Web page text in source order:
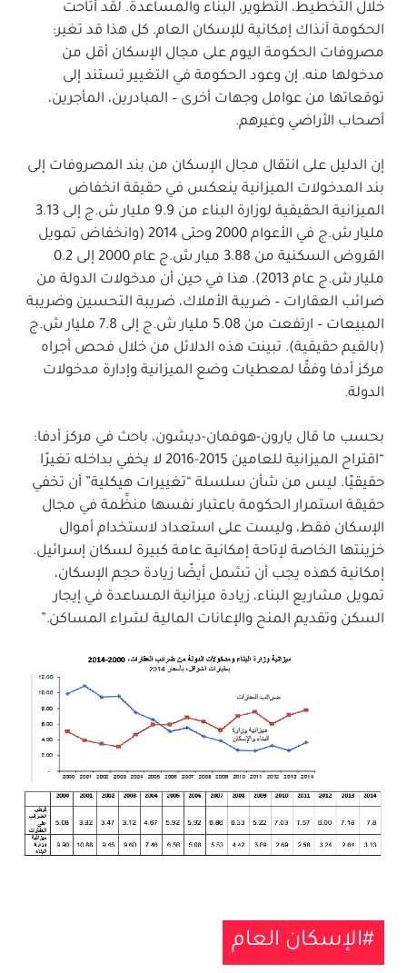
خلال التخطيط، التطوير، البناء والمساعدة. لقد أتاحت
الحكومة آنذاك إمكانية للإسكان العام. كل هذا قد تغير:
مصروفات الحكومة اليوم على مجال الإسكان أقل من
مدخولها منه. إن وعود الحكومة في التغيير تستند إلى
توقعاتها من عوامل وجهات أخرى – المبادرين، المأجرين،
أصحاب الأراضي وغيرهم.
إن الدليل على انتقال مجال الإسكان من بند المصروفات إلى
بند المدخولات الميزانية ينعكس في حقيقة انخفاض
الميزانية الحقيقية لوزارة البناء من 9.9 مليار ش.ج إلى 3.13
مليار ش.ج في الأعوام 2000 وحتى 2014 (وانخفاض تمويل
القروض السكنية من 3.88 ميار ش.ج عام 2000 إلى 0.2
مليار ش.ج عام 2013). هذا في حين أن مدخولات الدولة من
ضرائب العقارات – ضريبة الأملاك، ضريبة التحسين وضريبة
المبيعات – ارتفعت من 5.08 مليار ش.ج إلى 7.8 مليار ش.ج
(بالقيم حقيقية). تبينت هذه الدلائل من خلال فحص أجراه
مركز أدفا وفقًا لمعطيات وضع الميزانية وإدارة مدخولات
الدولة.
بحسب ما قال يارون-هوفمان-ديشون، باحث في مركز أدفا:
“اقتراح الميزانية للعامين 2015-2016 لا يخفي بداخله تغيرًا
حقيقيًا. ليس من شأن سلسلة “تغييرات هيكلية” أن تخفي
حقيقة استمرار الحكومة باعتبار نفسها منظِّمة في مجال
الإسكان فقط، وليست على استعداد لاستخدام أموال
خزينتها الخاصة لإتاحة إمكانية عامة كبيرة لسكان إسرائيل.
إمكانية كهذه يجب أن تشمل أيضًا زيادة حجم الإسكان،
تمويل مشاريع البناء، زيادة ميزانية المساعدة في إيجار
السكن وتقديم المنح والإعانات المالية لشراء المساكن.”
الإسكان العام